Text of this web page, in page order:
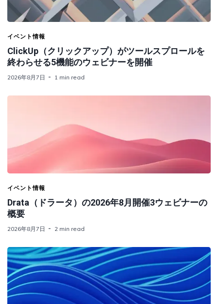
イベント情報
ClickUp（クリックアップ）がツールスプロールを
終わらせる5機能のウェビナーを開催
2026年8月7日 1 min read
イベント情報
Drata（ドラータ）の2026年8月開催3ウェビナーの
概要
2026年8月7日 2 min read